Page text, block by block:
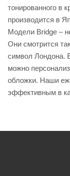
тонированного в
производится в
Модели Bridge –
Они смотрится
символ Лондона.
можно
обложки. Наши
эффективным в